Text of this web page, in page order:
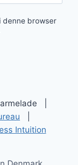
denne browser
|
Intuition